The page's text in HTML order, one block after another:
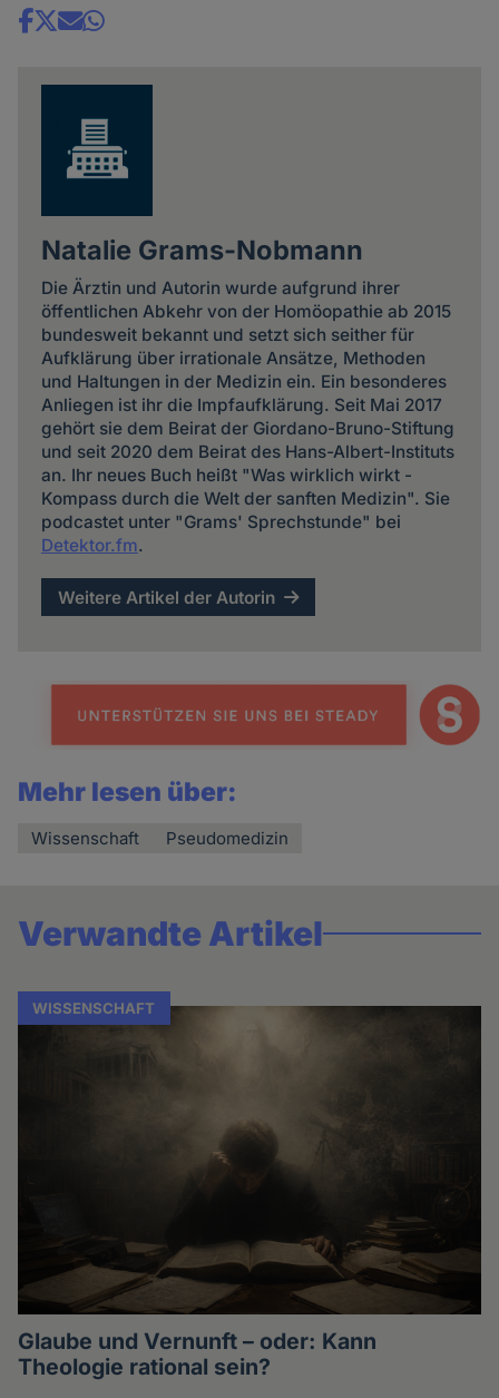
Share
Natalie Grams-Nobmann
Die Ärztin und Autorin wurde aufgrund ihrer
öffentlichen Abkehr von der Homöopathie ab 2015
bundesweit bekannt und setzt sich seither für
Aufklärung über irrationale Ansätze, Methoden
und Haltungen in der Medizin ein. Ein besonderes
Anliegen ist ihr die Impfaufklärung. Seit Mai 2017
gehört sie dem Beirat der Giordano-Bruno-Stiftung
und seit 2020 dem Beirat des Hans-Albert-Instituts
an. Ihr neues Buch heißt "Was wirklich wirkt -
Kompass durch die Welt der sanften Medizin". Sie
podcastet unter "Grams' Sprechstunde" bei
Detektor.fm.
Weitere Artikel der Autorin
Mehr lesen über:
Wissenschaft Pseudomedizin
Verwandte Artikel
WISSENSCHAFT
Glaube und Vernunft – oder: Kann
Theologie rational sein?